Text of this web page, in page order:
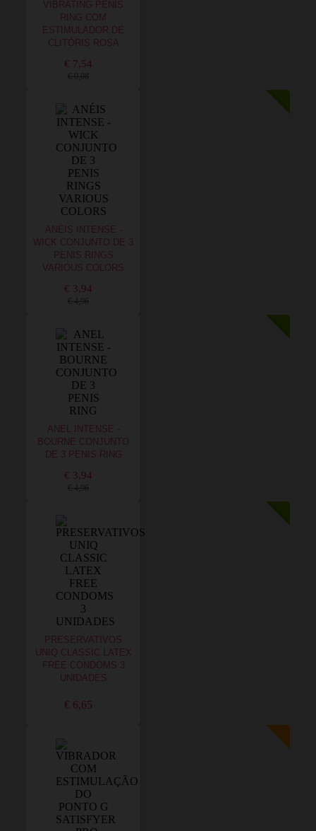
VIBRATING PENIS
RING COM
ESTIMULADOR DE
CLITÓRIS ROSA
€ 7,54
€ 9,08
ANÉIS INTENSE -
WICK CONJUNTO DE 3
PENIS RINGS
VARIOUS COLORS
€ 3,94
€ 4,96
ANEL INTENSE -
BOURNE CONJUNTO
DE 3 PENIS RING
€ 3,94
€ 4,96
PRESERVATIVOS
UNIQ CLASSIC LATEX
FREE CONDOMS 3
UNIDADES
€ 6,65